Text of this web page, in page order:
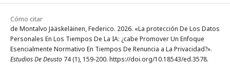
Cómo citar
de Montalvo Jääskeläinen, Federico. 2026. «La protección De Los Datos
Personales En Los Tiempos De La IA: ¿cabe Promover Un Enfoque
Esencialmente Normativo En Tiempos De Renuncia a La Privacidad?».
Estudios De Deusto 74 (1), 159-200. https://doi.org/10.18543/ed.3578.